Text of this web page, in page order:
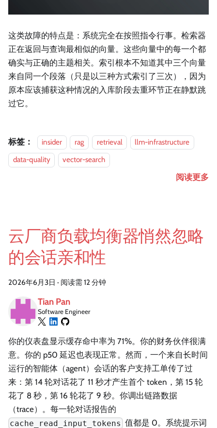
这类故障的特点是：系统完全在按照指令行事。检索器
正在返回与查询最相似的向量。这些向量中的每一个都
确实与正确的主题相关。索引根本不知道其中三个向量
来自同一个段落（只是以三种方式索引了三次），因为
原本应该捕获这种情况的入库阶段去重环节正在静默跳
过它。
标签： insider rag retrieval
llm-infrastructure
data-quality
vector-search
阅读更多
云厂商负载均衡器悄然忽略
的会话亲和性
2026年6月3日 · 阅读需 12 分钟
Tian Pan
Software Engineer
你的仪表盘显示缓存命中率为 71%。你的财务伙伴很满
意。你的 p50 延迟也表现正常。然而，一个来自长时间
运行的智能体（agent）会话的客户支持工单传了过
来：第 14 轮对话花了 11 秒才产生首个 token，第 15 轮
花了 8 秒，第 16 轮花了 9 秒。你调出链路数据
（trace）。每一轮对话报告的
cache_read_input_tokens 值都是 0。系统提示词